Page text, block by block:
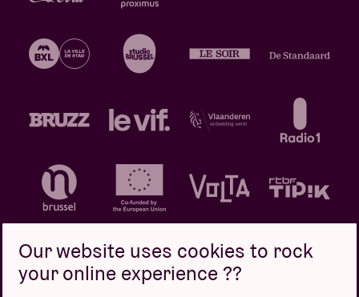
Our website uses cookies to rock
your online experience ??